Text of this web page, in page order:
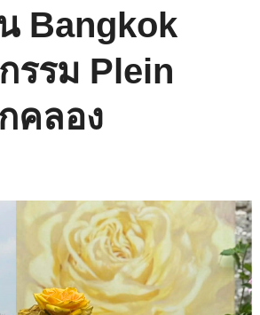
Bangkok
รรม Plein
คลอง